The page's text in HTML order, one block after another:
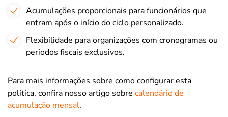
Acumulações proporcionais para funcionários que
entram após o início do ciclo personalizado.
Flexibilidade para organizações com cronogramas ou
períodos fiscais exclusivos.
Para mais informações sobre como configurar esta
política, confira nosso artigo sobre calendário de
acumulação mensal.